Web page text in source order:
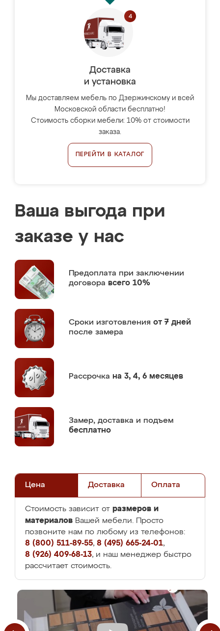
Доставка
и установка
Мы доставляем мебель по Дзержинскому и всей
Московской области бесплатно!
Стоимость сборки мебели: 10% от стоимости
заказа.
ПЕРЕЙТИ В КАТАЛОГ
Ваша выгода при
заказе у нас
Предоплата при заключении
договора всего 10%
Сроки изготовления от 7 дней
после замера
Рассрочка на 3, 4, 6 месяцев
Замер, доставка и подъем
бесплатно
Цена Доставка Оплата
Стоимость зависит от размеров и
материалов Вашей мебели. Просто
позвоните нам по любому из телефонов:
8 (800) 511-89-55, 8 (495) 665-24-01,
8 (926) 409-68-13, и наш менеджер быстро
рассчитает стоимость.